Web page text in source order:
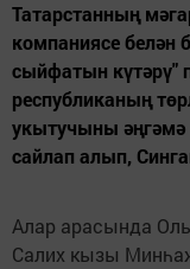
Татарстанның
компаниясе белән
сыйфатын күтәрү"
республиканың
укытучыны әңгәмә
сайлап алып,
Алар арасында
Салих кызы